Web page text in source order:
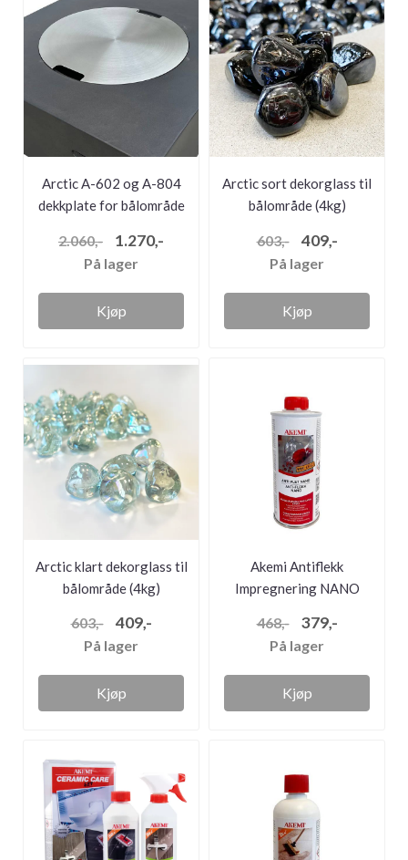
Arctic A-602 og A-804
dekkplate for bålområde
2.060,- 1.270,-
På lager
Kjøp
Arctic sort dekorglass til
bålområde (4kg)
603,- 409,-
På lager
Kjøp
Arctic klart dekorglass til
bålområde (4kg)
603,- 409,-
På lager
Kjøp
Akemi Antiflekk
Impregnering NANO
468,- 379,-
På lager
Kjøp